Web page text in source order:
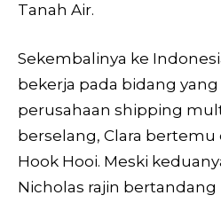
Tanah Air.
Sekembalinya ke
bekerja pada bidang
perusahaan shipping
berselang, Clara
Hook Hooi. Meski
Nicholas rajin